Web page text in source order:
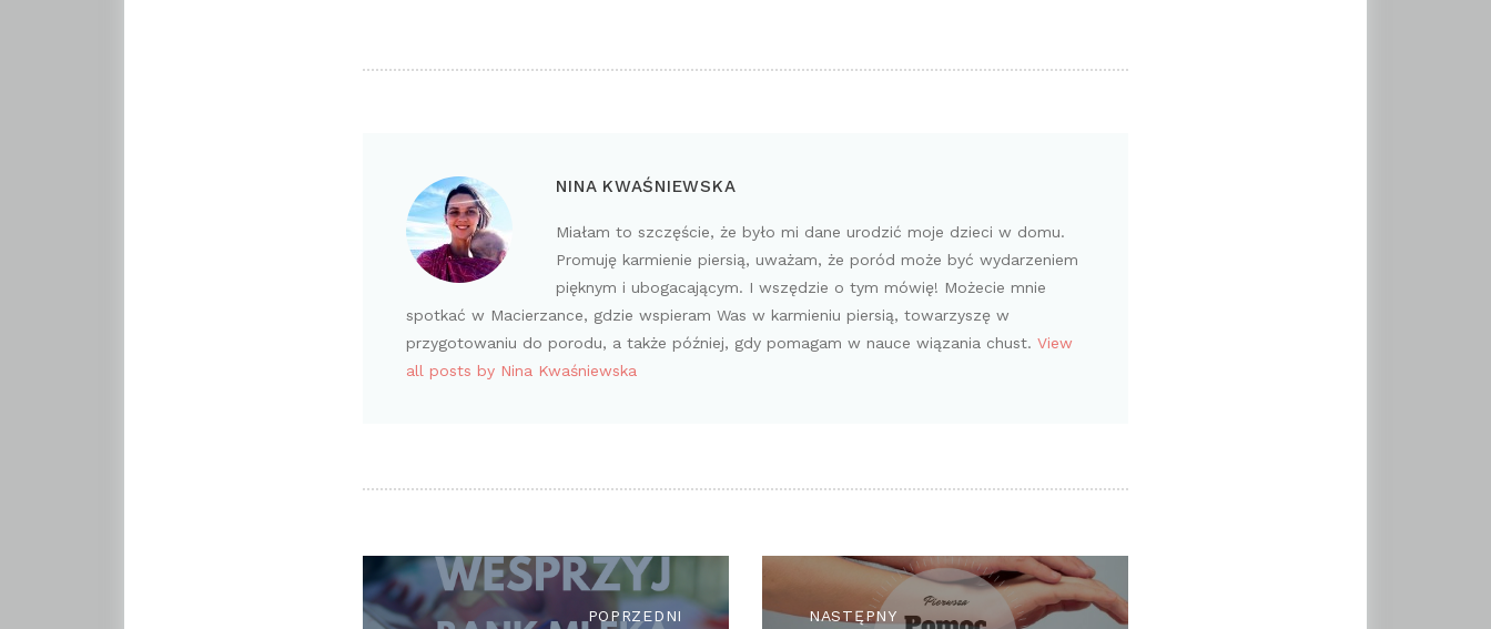
NINA KWAŚNIEWSKA
Miałam to szczęście, że było mi dane urodzić moje dzieci w domu.
Promuję karmienie piersią, uważam, że poród może być wydarzeniem
pięknym i ubogacającym. I wszędzie o tym mówię! Możecie mnie
spotkać w Macierzance, gdzie wspieram Was w karmieniu piersią, towarzyszę w
przygotowaniu do porodu, a także później, gdy pomagam w nauce wiązania chust.View
all posts by Nina Kwaśniewska
WPISU
POPRZEDNI
Previous
NASTĘPNY Next